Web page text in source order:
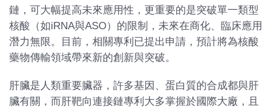
鏈，可大幅提高未來應用性，更重要的是突破單一類型
核酸（如iRNA與ASO）的限制，未來在商化、臨床應用
潛力無限。目前，相關專利已提出申請，預計將為核酸
藥物傳輸領域帶來新的創新與突破。
肝臟是人類重要臟器，許多基因、蛋白質的合成都與肝
臟有關，而肝靶向連接鏈專利大多掌握於國際大廠，且